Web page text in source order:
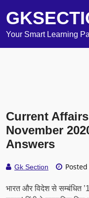
Your Smart Learning
Current
November
Answers
Gk Section
भारत और विदेश से सम्बंधित